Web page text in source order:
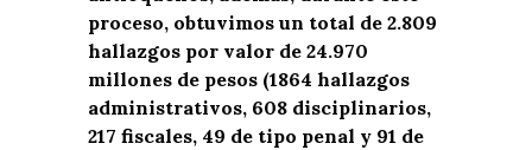
proceso, obtuvimos un total de 2.809
hallazgos por valor de 24.970
millones de pesos (1864 hallazgos
administrativos, 608 disciplinarios,
217 fiscales, 49 de tipo penal y 91 de